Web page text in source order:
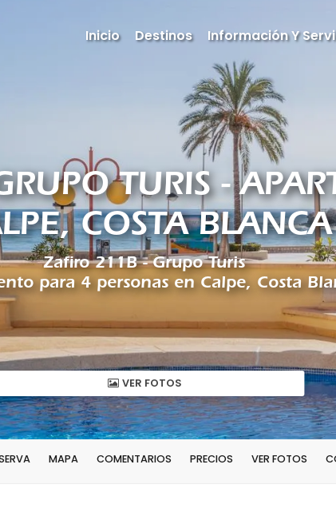
TURIS -
COSTA BLANCA
Zafiro 211B - Grupo Turis
para 4 personas en Calpe, Costa
VER FOTOS
MAPA COMENTARIOS PRECIOS VER FOTOS
Inicio Destinos Información Y